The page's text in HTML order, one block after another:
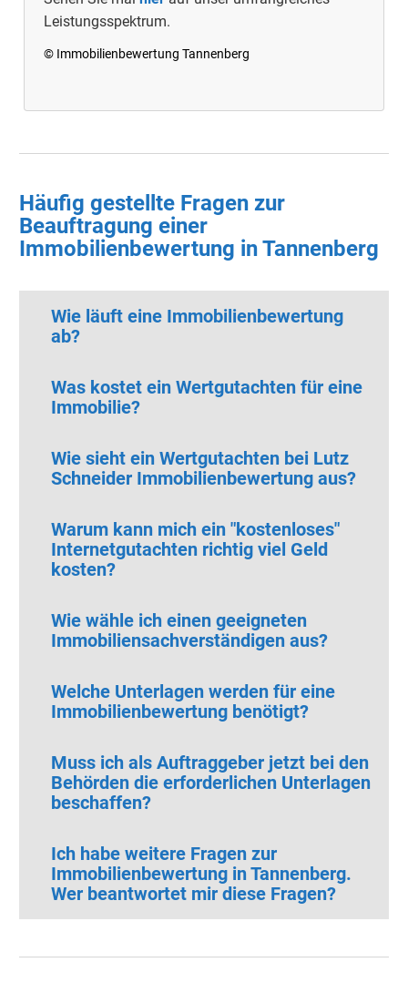
Leistungsspektrum.
© Immobilienbewertung Tannenberg
Häufig gestellte Fragen zur
Beauftragung einer
Immobilienbewertung in Tannenberg
Wie läuft eine Immobilienbewertung
ab?
Was kostet ein Wertgutachten für eine
Immobilie?
Wie sieht ein Wertgutachten bei Lutz
Schneider Immobilienbewertung aus?
Warum kann mich ein "kostenloses"
Internetgutachten richtig viel Geld
kosten?
Wie wähle ich einen geeigneten
Immobiliensachverständigen aus?
Welche Unterlagen werden für eine
Immobilienbewertung benötigt?
Muss ich als Auftraggeber jetzt bei den
Behörden die erforderlichen Unterlagen
beschaffen?
Ich habe weitere Fragen zur
Immobilienbewertung in Tannenberg.
Wer beantwortet mir diese Fragen?